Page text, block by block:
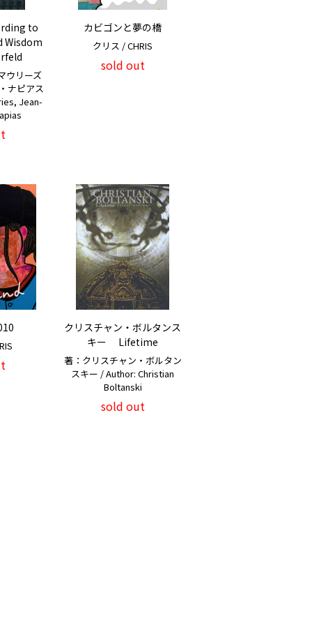
to
Wisdom
ウリーズ
ナピアス
Jean-
カビゴンと夢の橋
クリス / CHRIS
sold out
クリスチャン・ボルタンス
キー Lifetime
著：クリスチャン・ボルタン
スキー / Author: Christian
Boltanski
sold out